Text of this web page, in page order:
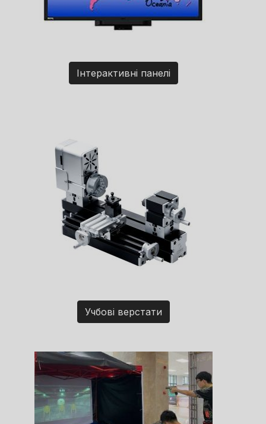
Інтерактивні панелі
Учбові верстати